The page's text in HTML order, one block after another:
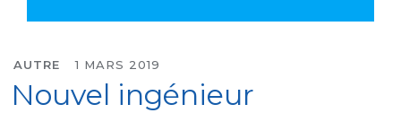
AUTRE 1 MARS 2019
Nouvel ingénieur